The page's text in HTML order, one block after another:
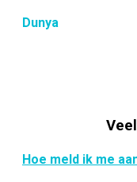
Dunya
Hoe meld ik me